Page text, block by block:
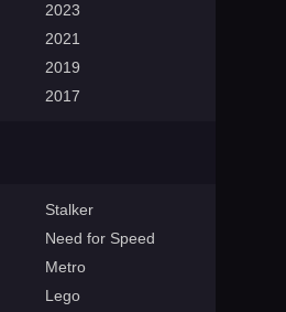
2023
2021
2019
2017
Stalker
Need for Speed
Metro
Lego